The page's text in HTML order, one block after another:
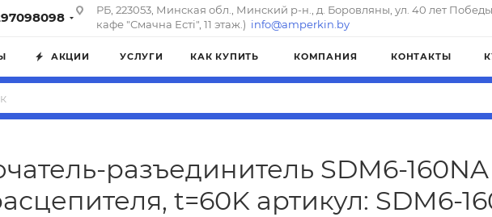
РБ, 223053, Минская обл., Минский р-н., д. Боровляны, ул. 40 лет
кафе "Смачна Естi", 11 этаж.) info@amperkin.by
АКЦИИ УСЛУГИ КАК КУПИТЬ КОМПАНИЯ КОНТАКТЫ
разъединитель SDM6-160NA
t=60K артикул: SDM6-